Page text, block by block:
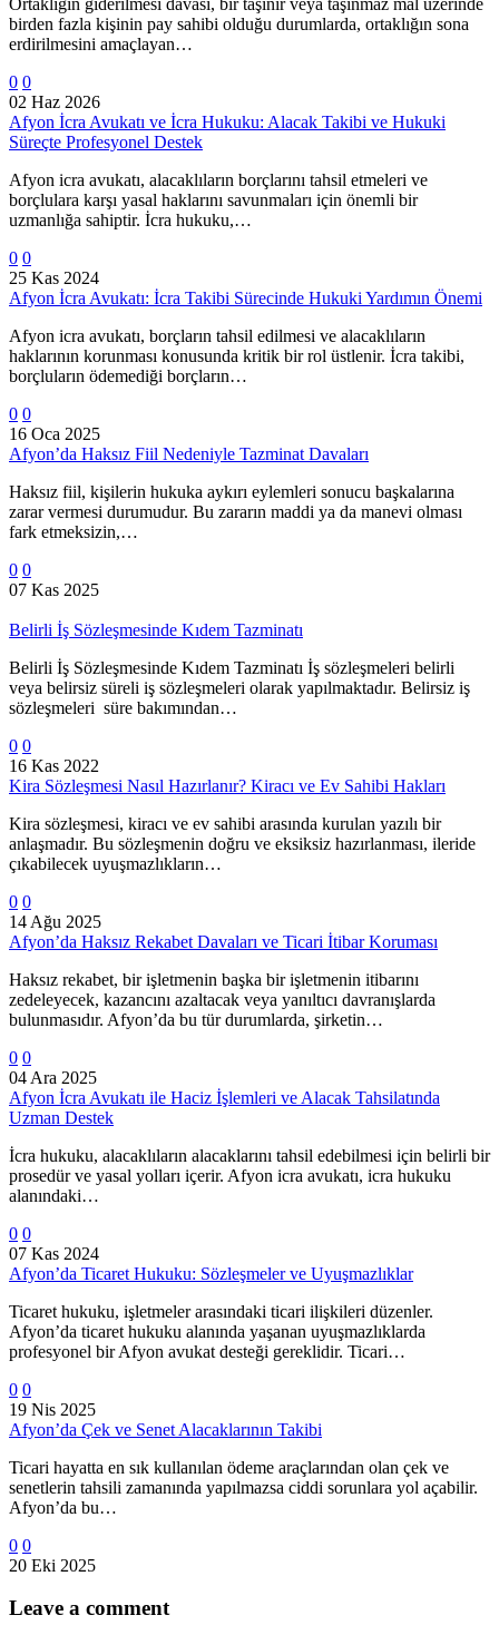
birden fazla kişinin pay sahibi olduğu durumlarda, ortaklığın sona
erdirilmesini amaçlayan…
0 0
02 Haz 2026
Afyon İcra Avukatı ve İcra Hukuku: Alacak Takibi ve Hukuki
Süreçte Profesyonel Destek
Afyon icra avukatı, alacaklıların borçlarını tahsil etmeleri ve
borçlulara karşı yasal haklarını savunmaları için önemli bir
uzmanlığa sahiptir. İcra hukuku,…
0 0
25 Kas 2024
Afyon İcra Avukatı: İcra Takibi Sürecinde Hukuki Yardımın Önemi
Afyon icra avukatı, borçların tahsil edilmesi ve alacaklıların
haklarının korunması konusunda kritik bir rol üstlenir. İcra takibi,
borçluların ödemediği borçların…
0 0
16 Oca 2025
Afyon’da Haksız Fiil Nedeniyle Tazminat Davaları
Haksız fiil, kişilerin hukuka aykırı eylemleri sonucu başkalarına
zarar vermesi durumudur. Bu zararın maddi ya da manevi olması
fark etmeksizin,…
0 0
07 Kas 2025
Belirli İş Sözleşmesinde Kıdem Tazminatı
Belirli İş Sözleşmesinde Kıdem Tazminatı İş sözleşmeleri belirli
veya belirsiz süreli iş sözleşmeleri olarak yapılmaktadır. Belirsiz iş
sözleşmeleri süre bakımından…
0 0
16 Kas 2022
Kira Sözleşmesi Nasıl Hazırlanır? Kiracı ve Ev Sahibi Hakları
Kira sözleşmesi, kiracı ve ev sahibi arasında kurulan yazılı bir
anlaşmadır. Bu sözleşmenin doğru ve eksiksiz hazırlanması, ileride
çıkabilecek uyuşmazlıkların…
0 0
14 Ağu 2025
Afyon’da Haksız Rekabet Davaları ve Ticari İtibar Koruması
Haksız rekabet, bir işletmenin başka bir işletmenin itibarını
zedeleyecek, kazancını azaltacak veya yanıltıcı davranışlarda
bulunmasıdır. Afyon’da bu tür durumlarda, şirketin…
0 0
04 Ara 2025
Afyon İcra Avukatı ile Haciz İşlemleri ve Alacak Tahsilatında
Uzman Destek
İcra hukuku, alacaklıların alacaklarını tahsil edebilmesi için belirli bir
prosedür ve yasal yolları içerir. Afyon icra avukatı, icra hukuku
alanındaki…
0 0
07 Kas 2024
Afyon’da Ticaret Hukuku: Sözleşmeler ve Uyuşmazlıklar
Ticaret hukuku, işletmeler arasındaki ticari ilişkileri düzenler.
Afyon’da ticaret hukuku alanında yaşanan uyuşmazlıklarda
profesyonel bir Afyon avukat desteği gereklidir. Ticari…
0 0
19 Nis 2025
Afyon’da Çek ve Senet Alacaklarının Takibi
Ticari hayatta en sık kullanılan ödeme araçlarından olan çek ve
senetlerin tahsili zamanında yapılmazsa ciddi sorunlara yol açabilir.
Afyon’da bu…
0 0
20 Eki 2025
Leave a comment